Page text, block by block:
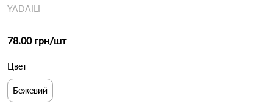
YADAILI
78.00 грн/шт
Цвет
Бежевий